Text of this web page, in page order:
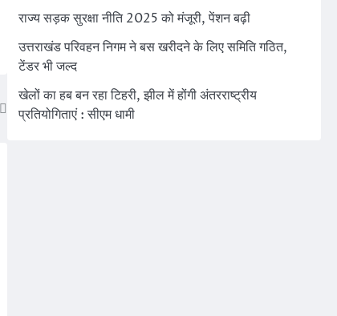
राज्य सड़क सुरक्षा नीति 2025 को मंजूरी, पेंशन बढ़ी
उत्तराखंड परिवहन निगम ने बस खरीदने के लिए समिति गठित,
टेंडर भी जल्द
खेलों का हब बन रहा टिहरी, झील में होंगी अंतरराष्ट्रीय
प्रतियोगिताएं : सीएम धामी